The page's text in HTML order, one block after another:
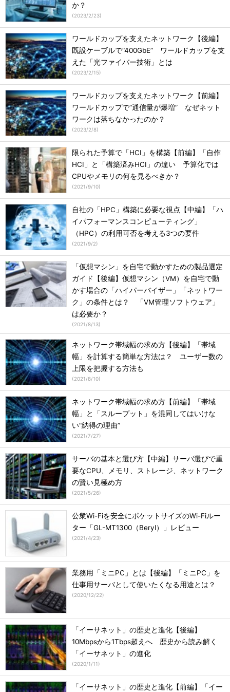
か？
(2023/2/23)
ワールドカップを支えたネットワーク【後編】
既設ケーブルで“400GbE” ワールドカップを支
えた「光ファイバー技術」とは
(2023/2/15)
ワールドカップを支えたネットワーク【前編】
ワールドカップで“通信量が爆増” なぜネット
ワークは落ちなかったのか？
(2023/2/8)
限られた予算で「HCI」を構築【前編】「自作
HCI」と「構築済みHCI」の違い 予算化では
CPUやメモリの何を見るべきか？
(2021/9/10)
自社の「HPC」構築に必要な視点【中編】「ハ
イパフォーマンスコンピューティング」
（HPC）の利用可否を考える3つの要件
(2021/9/2)
「仮想マシン」を自宅で動かすための製品選定
ガイド【後編】仮想マシン（VM）を自宅で動
かす場合の「ハイパーバイザー」「ネットワー
ク」の条件とは？ 「VM管理ソフトウェア」
は必要か？
(2021/8/13)
ネットワーク帯域幅の求め方【後編】「帯域
幅」を計算する簡単な方法は？ ユーザー数の
上限を把握する方法も
(2021/8/10)
ネットワーク帯域幅の求め方【前編】「帯域
幅」と「スループット」を混同してはいけな
い“納得の理由”
(2021/7/27)
サーバの基本と選び方【中編】サーバ選びで重
要なCPU、メモリ、ストレージ、ネットワーク
の賢い見極め方
(2021/5/26)
公衆Wi-Fiを安全にポケットサイズのWi-Fiルー
ター「GL-MT1300（Beryl）」レビュー
(2021/4/23)
業務用「ミニPC」とは【後編】「ミニPC」を
仕事用サーバとして使いたくなる用途とは？
(2020/12/22)
「イーサネット」の歴史と進化【後編】
10Mbpsから1Tbps超えへ 歴史から読み解く
「イーサネット」の進化
(2020/1/11)
「イーサネット」の歴史と進化【前編】「イー